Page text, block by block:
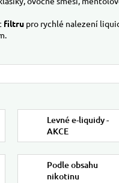
filtru pro rychlé nalezení
Levné e-liquidy -
AKCE
Podle obsahu
nikotinu